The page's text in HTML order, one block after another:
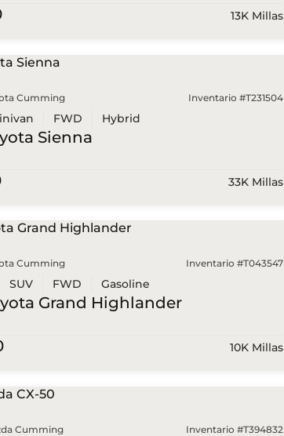
13K Millas
Cumming Inventario #T231504
FWD Hybrid
Sienna
33K Millas
Cumming Inventario #T043547
SUV FWD Gasoline
Grand Highlander
10K Millas
Cumming Inventario #T394832